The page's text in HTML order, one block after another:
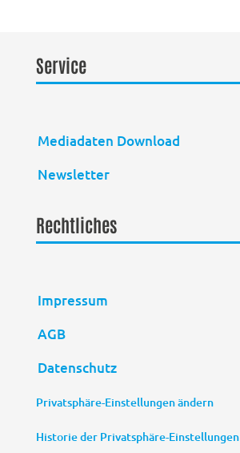
Service
Mediadaten Download
Newsletter
Rechtliches
Impressum
AGB
Datenschutz
Privatsphäre-Einstellungen ändern
Historie der Privatsphäre-Einstellungen